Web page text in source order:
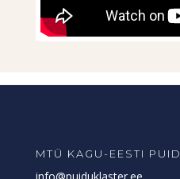
MTÜ KAGU-EESTI